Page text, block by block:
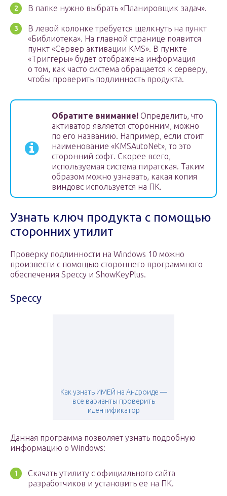
В папке нужно выбрать «Планировщик задач».
В левой колонке требуется щелкнуть на пункт
«Библиотека». На главной странице появится
пункт «Сервер активации KMS». В пункте
«Триггеры» будет отображена информация
о том, как часто система обращается к серверу,
чтобы проверить подлинность продукта.
Обратите внимание! Определить, что
активатор является сторонним, можно
по его названию. Например, если стоит
наименование «KMSAutoNet», то это
сторонний софт. Скорее всего,
используемая система пиратская. Таким
образом можно узнавать, какая копия
виндовс используется на ПК.
Узнать ключ продукта с помощью
сторонних утилит
Проверку подлинности на Windows 10 можно
произвести с помощью стороннего программного
обеспечения Speccy и ShowKeyPlus.
Speccy
Как узнать ИМЕЙ на Андроиде —
все варианты проверить
идентификатор
Данная программа позволяет узнать подробную
информацию о Windows:
Скачать утилиту с официального сайта
разработчиков и установить ее на ПК.